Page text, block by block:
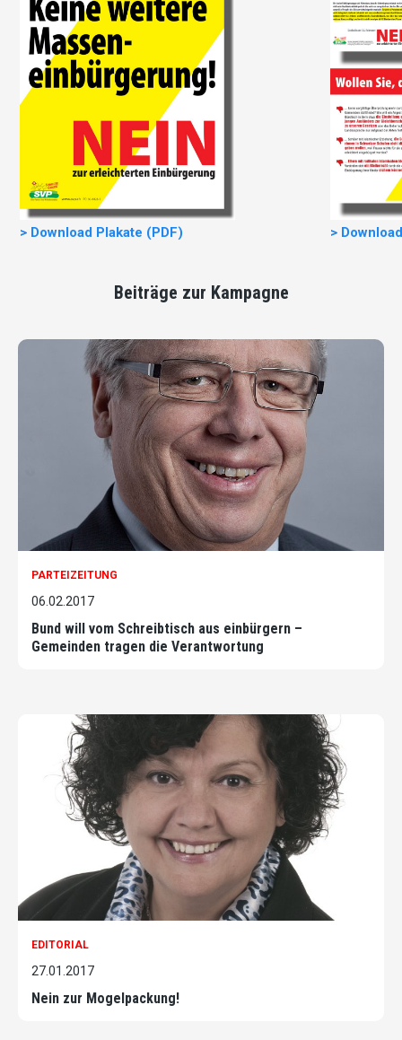
> Download Plakate (PDF) >
Beiträge zur Kampagne
PARTEIZEITUNG
06.02.2017
Bund will vom Schreibtisch aus einbürgern –
Gemeinden tragen die Verantwortung
EDITORIAL
27.01.2017
Nein zur Mogelpackung!